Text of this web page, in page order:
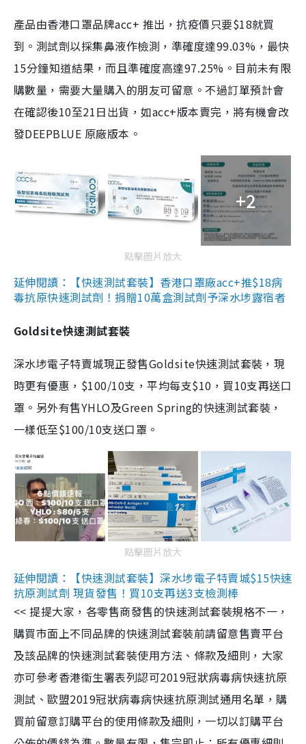
產品由香港口罩品牌acc+ 推出，抗疫價只要$18就買
到。測試劑以採集鼻液作檢測，準確度達99.03%，最快
15分鐘知道結果，而且準確度高達97.25%。目前未有限
購數量，需要大量購入的朋友可留意。不過訂單預計會
在確認後10至21日出貨，如acc+版本賣完，將有機會改
發DEEPBLUE 原廠版本。
+2
點擊圖片放大
延伸閱讀：【快速測試套裝】香港口罩廠acc+推$18病
毒抗原快速測試劑！捐贈10萬盒測試劑予深水埗露宿者
Goldsite快速測試套裝
深水埗電子特賣城現正發售Goldsite快速測試套裝，現
時更有優惠，$100/10支，平均每支$10，買10支再送口
罩。另外有售YHLO及Green Spring的快速測試套裝，
一樣低至$100/10支送口罩。
點擊圖片放大
延伸閱讀：【快速測試套裝】深水埗電子特賣城$15快速
抗原測試劑 現貨發售！買10支再送3支檢測棒
<< 提提大家，各零售商發售的快速測試套裝規格不一，
購買市面上不同品牌的快速測試套裝前請留意售賣平台
及該品牌的快速測試套裝使用方法、條款及細則，大家
亦可參考香港衞生署表列認可2019冠狀病毒病快速抗原
測試、歐盟2019冠狀病毒病快速抗原測試通用名單，購
買前留意訂購平台的使用條款及細則，一切以訂購平台